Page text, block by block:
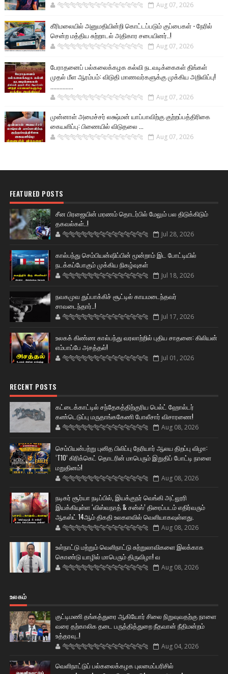
🐅🐅🐅🐅🐅🐅🐆🐆🐆🐆🐆🐆🐆🐆 Aug 07, 2026
கீரிமலையில் அனுமதியின்றி கொட்டப்படும் குப்பைகள் - நேரில்
சென்ற மத்திய சுற்றாடல் அதிகார சபையினர்..!
🐅🐅🐅🐅🐅🐅🐆🐆🐆🐆🐆🐆🐆🐆 Aug 07, 2026
பேராதனைப் பல்கலைக்கழக கல்வி நடவடிக்கைகள் திங்கள்
முதல் மீள ஆரம்பம்: விடுதி மாணவர்களுக்கு முக்கிய அறிவிப்பு!
...............
🐅🐅🐅🐅🐅🐅🐆🐆🐆🐆🐆🐆🐆🐆 Aug 07, 2026
முன்னாள் அமைச்சர் லக்ஷ்மன் யாப்பாவிற்கு குற்றப்பத்திரிகை
கையளிப்பு: பிணையில் விடுதலை ...
🐅🐅🐅🐅🐅🐅🐆🐆🐆🐆🐆🐆🐆🐆 Aug 07, 2026
FEATURED POSTS
சீன பிரஜையின் மரணம் தொடர்பில் மேலும் பல திடுக்கிடும்
தகவல்கள்..!
🐅🐅🐅🐅🐅🐅🐆🐆🐆🐆🐆🐆🐆🐆 Jul 28, 2026
கால்பந்து செம்பியன்ஷிப்பின் மூன்றாம் இட போட்டியில்
நடக்கப்போகும் முக்கிய நிகழ்வுகள்
🐅🐅🐅🐅🐅🐅🐆🐆🐆🐆🐆🐆🐆🐆 Jul 18, 2026
நவகமுவ துப்பாக்கிச் சூட்டில் காயமடைந்தவர்
சாவடைந்தார்..!
🐅🐅🐅🐅🐅🐅🐆🐆🐆🐆🐆🐆🐆🐆 Jul 17, 2026
உலகக் கிண்ண கால்பந்து வரலாற்றில் புதிய சாதனை: கிலியன்
எம்பாப்பே அசத்தல்!
🐅🐅🐅🐅🐅🐅🐆🐆🐆🐆🐆🐆🐆🐆 Jul 01, 2026
RECENT POSTS
கட்டைக்காட்டில் சந்தேகத்திற்குரிய பெல்ட் ஹோல்டர்
கண்டெடுப்பு மருதாங்ககேணி போலீசார் விசாரணை!
🐅🐅🐅🐅🐅🐅🐆🐆🐆🐆🐆🐆🐆🐆 Aug 08, 2026
செம்பியன்பற்று புனித பிலிப்பு நேரியார் ஆலய திறப்பு விழா:
‘T10’ கிரிக்கெட் தொடரின் மாபெரும் இறுதிப் போட்டி நாளை
மறுதினம்!
🐅🐅🐅🐅🐅🐅🐆🐆🐆🐆🐆🐆🐆🐆 Aug 08, 2026
நடிகர் சூர்யா நடிப்பில், இயக்குநர் வெங்கி அட்லூரி
இயக்கியுள்ள ‘விஸ்வநாத் & சன்ஸ்’ திரைப்படம் எதிர்வரும்
ஆகஸ்ட் 14ஆம் திகதி உலகளவில் வெளியாகவுள்ளது.
🐅🐅🐅🐅🐅🐅🐆🐆🐆🐆🐆🐆🐆🐆 Aug 08, 2026
உள்நாட்டு மற்றும் வெளிநாட்டு சுற்றுலாவிகளை இலக்காக
கொண்டு யாழில் மாபெரும் திருவிழா! வ
🐅🐅🐅🐅🐅🐅🐆🐆🐆🐆🐆🐆🐆🐆 Aug 08, 2026
உலகம்
குட்டிமணி தங்கத்துரை ஆகியோர் சிலை நிறுவுவதற்கு நாளை
வரை தற்காலிக தடை பருத்தித்துறை நீதவான் நீதிமன்றம்
உத்தரவு..!
🐅🐅🐅🐅🐅🐅🐆🐆🐆🐆🐆🐆🐆🐆 Aug 04, 2026
வெளிநாட்டுப் பல்கலைக்கழக புலமைப்பரிசில்